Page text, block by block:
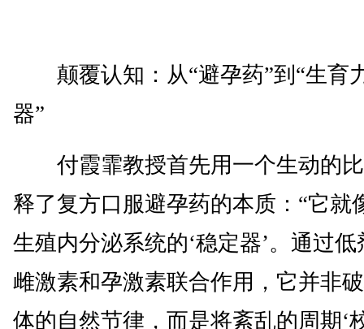
颠覆认知：从“避孕药”到“生育
器”
付霞霏教授首先用一个生动的
释了复方口服避孕药的本质：“它就
生殖内分泌系统的‘稳定器’。通过低
雌激素和孕激素联合作用，它并非
体的自然节律，而是将紊乱的周期‘